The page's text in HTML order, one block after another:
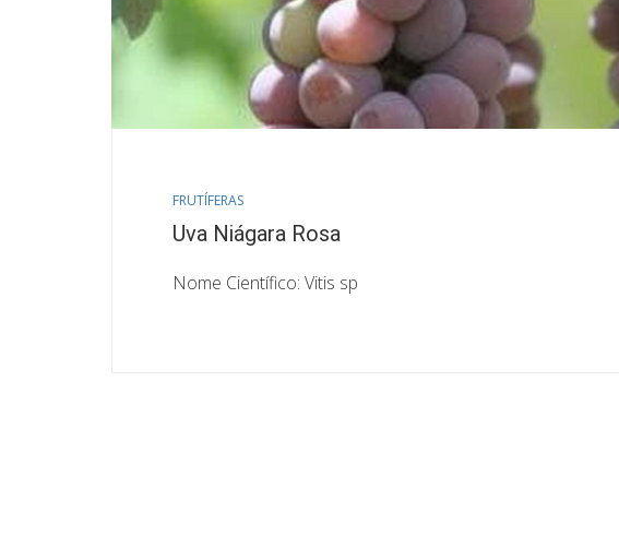
FRUTÍFERAS
Uva Niágara Rosa
Nome Científico: Vitis sp